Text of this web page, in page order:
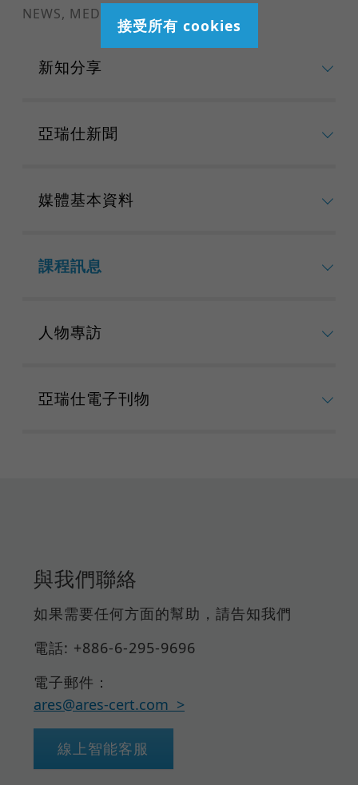
NEWS, MEDIA & RESOURSE
新知分享
亞瑞仕新聞
媒體基本資料
課程訊息
人物專訪
亞瑞仕電子刊物
與我們聯絡
如果需要任何方面的幫助，請告知我們
電話: +886-6-295-9696
電子郵件：
ares@ares-cert.com
線上智能客服
接受所有 cookies